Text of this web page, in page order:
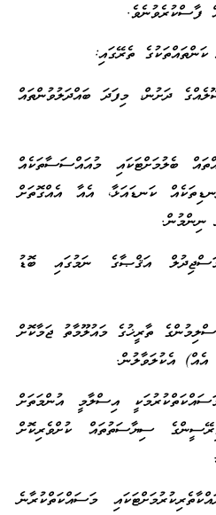
ފާސްކުރެވުނެވެ.
ތެރޭގައި:
ދަށުން، މިފަދަ ބައްދަލުވުންތައް
ބެލުމަށްޓަކައި މުއައްސަސާތަކެއް
ކަނޑައަޅާ، އެއާ އެއްގޮތަށް
ނިންމުން.
އަޤްޞާގެ ނަމުގައި ބޮޑު
ތާރީޚުގެ މައުލޫމާތު ޖަމާކޮށް
އިސްލާމީ އުންމަތަށް
ސިޔާސަތުތައް ކުށްވެރިކޮށް
މަސައްކަތްކުރާނެ